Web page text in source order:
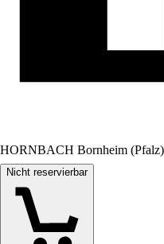
HORNBACH Bornheim (Pfalz)
Nicht reservierbar